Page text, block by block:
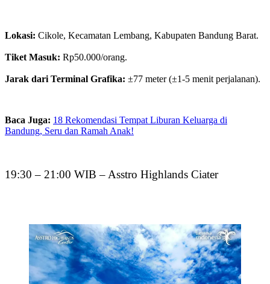
Lokasi: Cikole, Kecamatan Lembang, Kabupaten Bandung Barat.
Tiket Masuk: Rp50.000/orang.
Jarak dari Terminal Grafika: ±77 meter (±1-5 menit perjalanan).
Baca Juga: 18 Rekomendasi Tempat Liburan Keluarga di
Bandung, Seru dan Ramah Anak!
19:30 – 21:00 WIB – Asstro Highlands Ciater